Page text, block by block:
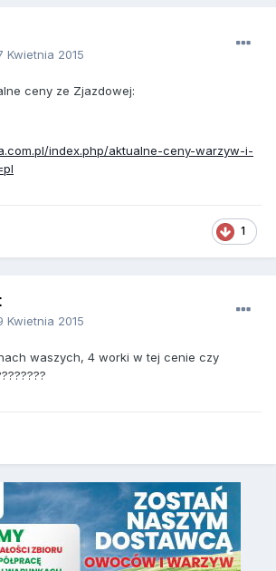
Kwietnia 2015
ceny ze Zjazdowej:
index.php/aktualne-ceny-warzyw-i-
1
Kwietnia 2015
waszych, 4 worki w tej cenie czy